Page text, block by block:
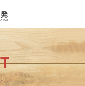
イル？